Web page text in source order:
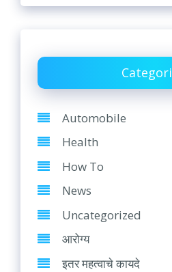
Automobile
Health
How To
News
Uncategorized
आरोग्य
इतर महत्वाचे कायदे